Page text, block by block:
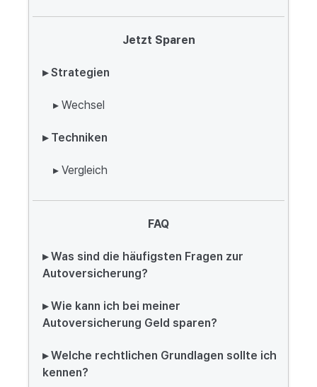
Jetzt Sparen
▸ Strategien
▸ Wechsel
▸ Techniken
▸ Vergleich
FAQ
▸ Was sind die häufigsten Fragen zur
Autoversicherung?
▸ Wie kann ich bei meiner
Autoversicherung Geld sparen?
▸ Welche rechtlichen Grundlagen sollte ich
kennen?